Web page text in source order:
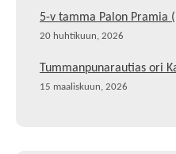
5-v tamma Palon Pramia
20 huhtikuun, 2026
Tummanpunarautias ori
15 maaliskuun, 2026